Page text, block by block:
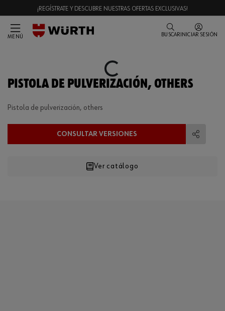
¡REGÍSTRATE Y DESCUBRE NUESTRAS OFERTAS EXCLUSIVAS!
MENÚ BUSCAR INICIAR SESIÓN
Loading...
PISTOLA DE PULVERIZACIÓN, OTHERS
Pistola de pulverización, others
CONSULTAR VERSIONES
Ver catálogo